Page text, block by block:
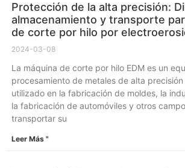
Protección de la alta precisión:
almacenamiento y transporte
de corte por hilo por
2024-03-08
La máquina de corte por hilo EDM es un
procesamiento de metales de alta
utilizado en la fabricación de moldes, la
la fabricación de automóviles y otros
transportar su
Leer Más "